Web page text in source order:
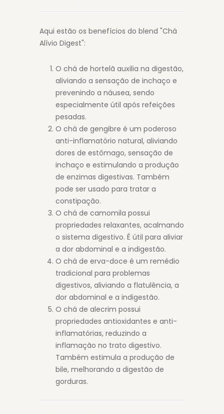
Aqui estão os benefícios do blend "Chá
Alívio Digest":
O chá de hortelã auxilia na digestão,
aliviando a sensação de inchaço e
prevenindo a náusea, sendo
especialmente útil após refeições
pesadas.
O chá de gengibre é um poderoso
anti-inflamatório natural, aliviando
dores de estômago, sensação de
inchaço e estimulando a produção
de enzimas digestivas. Também
pode ser usado para tratar a
constipação.
O chá de camomila possui
propriedades relaxantes, acalmando
o sistema digestivo. É útil para aliviar
a dor abdominal e a indigestão.
O chá de erva-doce é um remédio
tradicional para problemas
digestivos, aliviando a flatulência, a
dor abdominal e a indigestão.
O chá de alecrim possui
propriedades antioxidantes e anti-
inflamatórias, reduzindo a
inflamação no trato digestivo.
Também estimula a produção de
bile, melhorando a digestão de
gorduras.